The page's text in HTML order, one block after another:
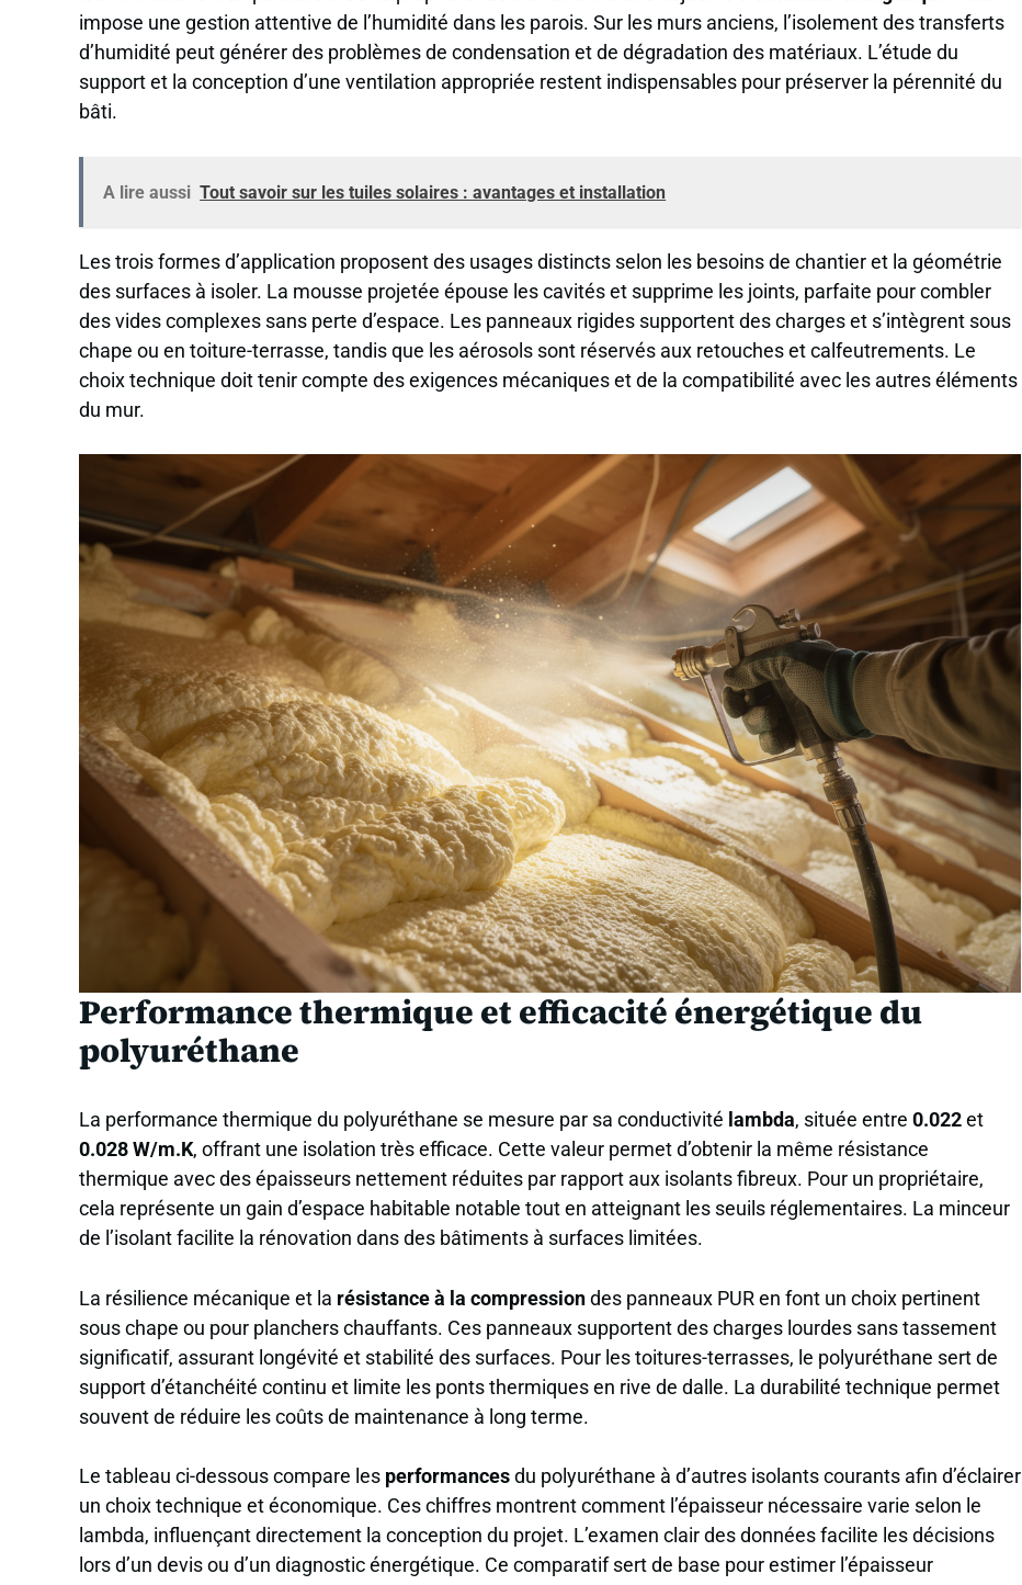
impose une gestion attentive de l’humidité dans les parois. Sur les murs anciens, l’isolement des transferts
d’humidité peut générer des problèmes de condensation et de dégradation des matériaux. L’étude du
support et la conception d’une ventilation appropriée restent indispensables pour préserver la pérennité du
bâti.
A lire aussi Tout savoir sur les tuiles solaires : avantages et installation
Les trois formes d’application proposent des usages distincts selon les besoins de chantier et la géométrie
des surfaces à isoler. La mousse projetée épouse les cavités et supprime les joints, parfaite pour combler
des vides complexes sans perte d’espace. Les panneaux rigides supportent des charges et s’intègrent sous
chape ou en toiture-terrasse, tandis que les aérosols sont réservés aux retouches et calfeutrements. Le
choix technique doit tenir compte des exigences mécaniques et de la compatibilité avec les autres éléments
du mur.
Performance thermique et efficacité énergétique du
polyuréthane
La performance thermique du polyuréthane se mesure par sa conductivité lambda, située entre 0.022et
0.028 W/m.K, offrant une isolation très efficace. Cette valeur permet d’obtenir la même résistance
thermique avec des épaisseurs nettement réduites par rapport aux isolants fibreux. Pour un propriétaire,
cela représente un gain d’espace habitable notable tout en atteignant les seuils réglementaires. La minceur
de l’isolant facilite la rénovation dans des bâtiments à surfaces limitées.
La résilience mécanique et la résistance à la compressiondes panneaux PUR en font un choix pertinent
sous chape ou pour planchers chauffants. Ces panneaux supportent des charges lourdes sans tassement
significatif, assurant longévité et stabilité des surfaces. Pour les toitures-terrasses, le polyuréthane sert de
support d’étanchéité continu et limite les ponts thermiques en rive de dalle. La durabilité technique permet
souvent de réduire les coûts de maintenance à long terme.
Le tableau ci-dessous compare les performancesdu polyuréthane à d’autres isolants courants afin d’éclairer
un choix technique et économique. Ces chiffres montrent comment l’épaisseur nécessaire varie selon le
lambda, influençant directement la conception du projet. L’examen clair des données facilite les décisions
lors d’un devis ou d’un diagnostic énergétique. Ce comparatif sert de base pour estimer l’épaisseur